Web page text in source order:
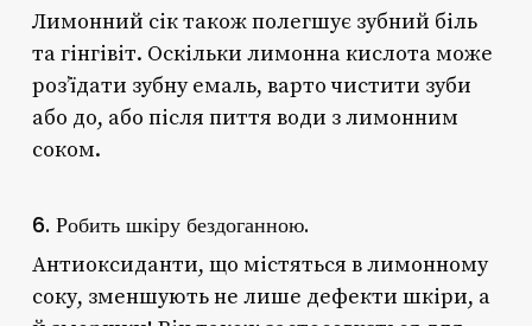
Лимонний сік також полегшує зубний біль
та гінгівіт. Оскільки лимонна кислота може
роз’їдати зубну емаль, варто чистити зуби
або до, або після пиття води з лимонним
соком.
6. Робить шкіру бездоганною.
Антиоксиданти, що містяться в лимонному
соку, зменшують не лише дефекти шкіри, а